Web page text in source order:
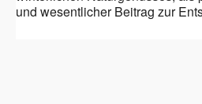
und wesentlicher Beitrag zur